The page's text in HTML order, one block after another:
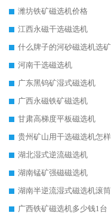
潍坊铁矿磁选机价格
江西永磁干选磁选机
河南干选磁选机
广东黑钨矿湿式磁选机
广西永磁铁矿磁选机
甘肃高梯度平板磁选机
湖北湿式逆流磁选机
湖南锰矿强磁磁选机
湖南半逆流湿式磁选机滚筒
广西铁矿磁选机多少钱1台